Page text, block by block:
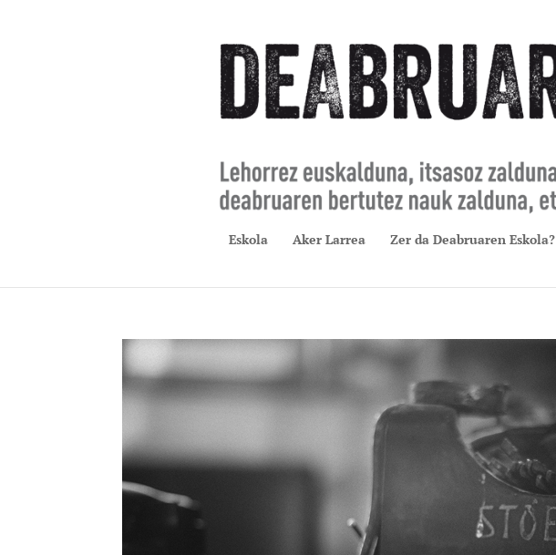
Eskola Aker Larrea Zer da Deabruaren Eskola?